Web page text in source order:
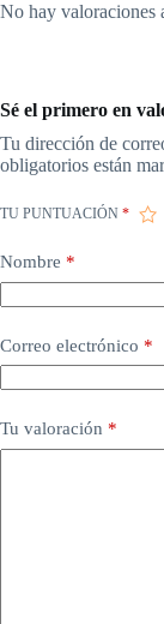
No hay valoraciones
Sé el primero en
Tu dirección de
obligatorios están
TU PUNTUACIÓN *
Nombre *
Correo electrónico *
Tu valoración *